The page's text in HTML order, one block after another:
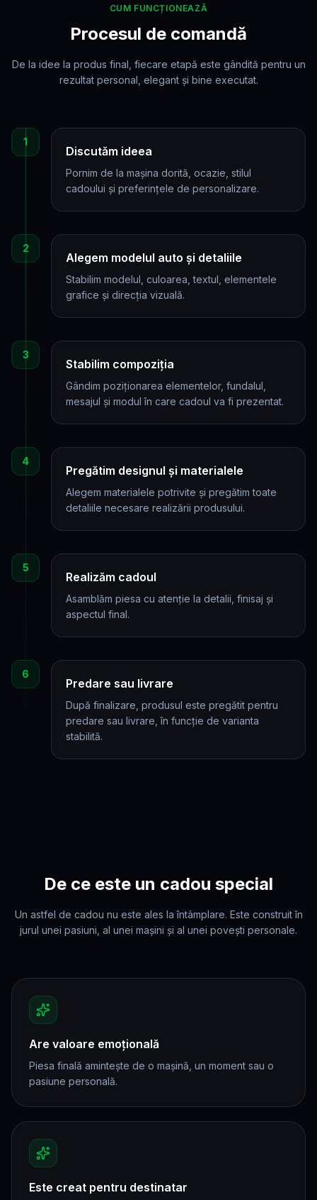
CUM FUNCȚIONEAZĂ
Procesul de comandă
De la idee la produs final, fiecare etapă este gândită pentru un
rezultat personal, elegant și bine executat.
1
Discutăm ideea
Pornim de la mașina dorită, ocazie, stilul
cadoului și preferințele de personalizare.
2
Alegem modelul auto și detaliile
Stabilim modelul, culoarea, textul, elementele
grafice și direcția vizuală.
3
Stabilim compoziția
Gândim poziționarea elementelor, fundalul,
mesajul și modul în care cadoul va fi prezentat.
4
Pregătim designul și materialele
Alegem materialele potrivite și pregătim toate
detaliile necesare realizării produsului.
5
Realizăm cadoul
Asamblăm piesa cu atenție la detalii, finisaj și
aspectul final.
6
Predare sau livrare
După finalizare, produsul este pregătit pentru
predare sau livrare, în funcție de varianta
stabilită.
De ce este un cadou special
Un astfel de cadou nu este ales la întâmplare. Este construit în
jurul unei pasiuni, al unei mașini și al unei povești personale.
Are valoare emoțională
Piesa finală amintește de o mașină, un moment sau o
pasiune personală.
Este creat pentru destinatar